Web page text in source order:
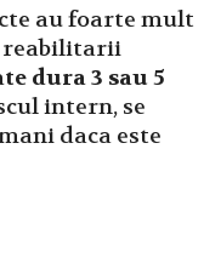
au foarte mult
reabilitarii
dura 3 sau 5
intern, se
daca este